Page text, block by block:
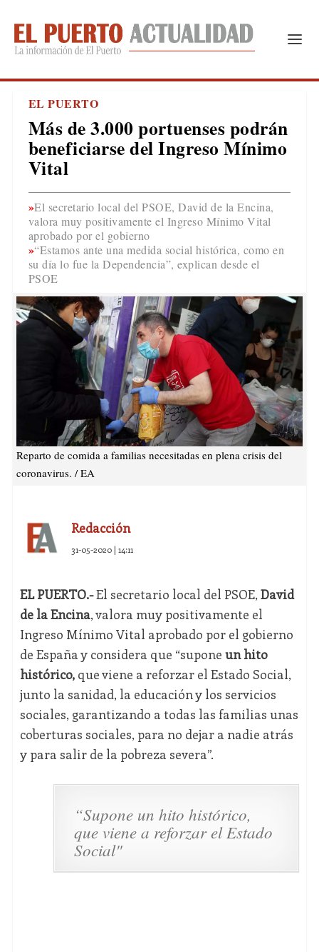
EL PUERTO
Más de 3.000 portuenses podrán
beneficiarse del Ingreso Mínimo
Vital
El secretario local del PSOE, David de la Encina,
valora muy positivamente el Ingreso Mínimo Vital
aprobado por el gobierno
“Estamos ante una medida social histórica, como en
su día lo fue la Dependencia”, explican desde el
PSOE
Reparto de comida a familias necesitadas en plena crisis del
coronavirus. / EA
Redacción
31-05-2020 | 14:11
EL PUERTO.-El secretario local del PSOE, David
de la Encina, valora muy positivamente el
Ingreso Mínimo Vital aprobado por el gobierno
de España y considera que “supone un hito
histórico,que viene a reforzar el Estado Social,
junto la sanidad, la educación y los servicios
sociales, garantizando a todas las familias unas
coberturas sociales, para no dejar a nadie atrás
y para salir de la pobreza severa”.
“Supone un hito histórico,
que viene a reforzar el Estado
Social"